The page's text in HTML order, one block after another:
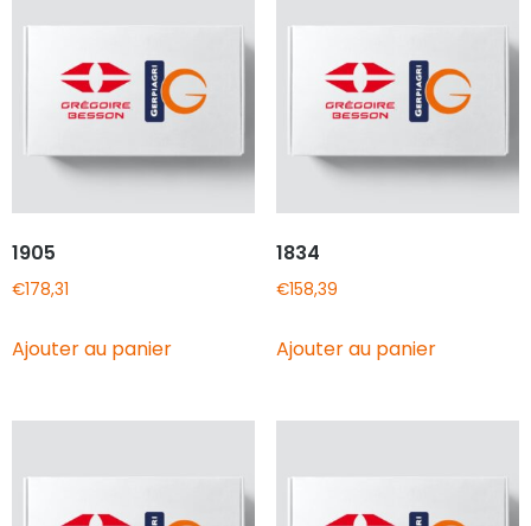
1905
€178,31
Ajouter au panier
1834
€158,39
Ajouter au panier